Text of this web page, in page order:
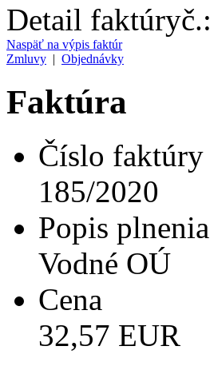
Detail faktúryč.:
Naspäť na výpis faktúr
Zmluvy | Objednávky
Faktúra
Číslo faktúry
185/2020
Popis plnenia
Vodné OÚ
Cena
32,57 EUR